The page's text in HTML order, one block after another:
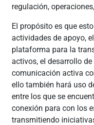
regulación,
El propósito es que
actividades de apoyo,
plataforma para la
activos, el desarrollo
comunicación activa
ello también hará uso
entre los que se
conexión para con los
transmitiendo